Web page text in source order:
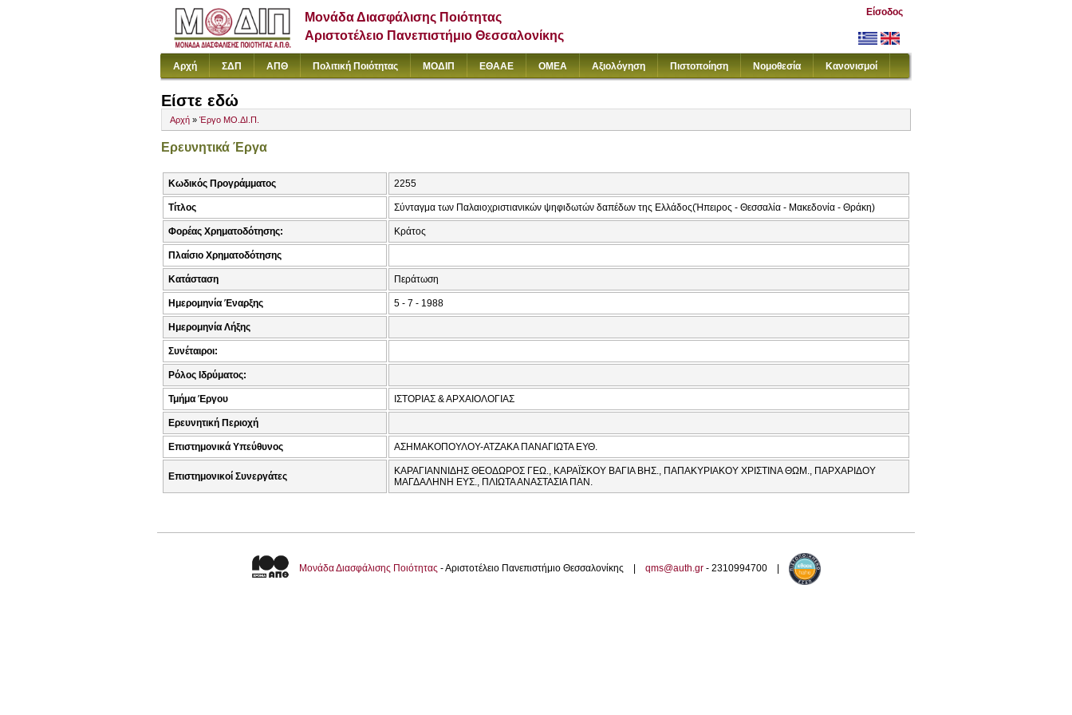
Μονάδα Διασφάλισης Ποιότητας
Αριστοτέλειο Πανεπιστήμιο Θεσσαλονίκης
Είσοδος
Αρχή ΣΔΠ ΑΠΘ Πολιτική Ποιότητας ΜΟΔΙΠ ΕΘΑΑΕ ΟΜΕΑ Αξιολόγηση Πιστοποίηση Νομοθεσία Κανονισμοί
Είστε εδώ
Αρχή » Έργο ΜΟ.ΔΙ.Π.
Ερευνητικά Έργα
Κωδικός Προγράμματος 2255
Τίτλος Σύνταγμα των Παλαιοχριστιανικών ψηφιδωτών δαπέδων της Ελλάδος(Ήπειρος - Θεσσαλία - Μακεδονία - Θράκη)
Φορέας Χρηματοδότησης: Κράτος
Πλαίσιο Χρηματοδότησης
Κατάσταση Περάτωση
Ημερομηνία Έναρξης 5 - 7 - 1988
Ημερομηνία Λήξης
Συνέταιροι:
Ρόλος Ιδρύματος:
Τμήμα Έργου ΙΣΤΟΡΙΑΣ & ΑΡΧΑΙΟΛΟΓΙΑΣ
Ερευνητική Περιοχή
Επιστημονικά Υπεύθυνος ΑΣΗΜΑΚΟΠΟΥΛΟΥ-ΑΤΖΑΚΑ ΠΑΝΑΓΙΩΤΑ ΕΥΘ.
Επιστημονικοί Συνεργάτες
ΚΑΡΑΓΙΑΝΝΙΔΗΣ ΘΕΟΔΩΡΟΣ ΓΕΩ., ΚΑΡΑΪΣΚΟΥ ΒΑΓΙΑ ΒΗΣ., ΠΑΠΑΚΥΡΙΑΚΟΥ ΧΡΙΣΤΙΝΑ ΘΩΜ., ΠΑΡΧΑΡΙΔΟΥ
ΜΑΓΔΑΛΗΝΗ ΕΥΣ., ΠΛΙΩΤΑ ΑΝΑΣΤΑΣΙΑ ΠΑΝ.
Μονάδα Διασφάλισης Ποιότητας - Αριστοτέλειο Πανεπιστήμιο Θεσσαλονίκης | qms@auth.gr - 2310994700 |